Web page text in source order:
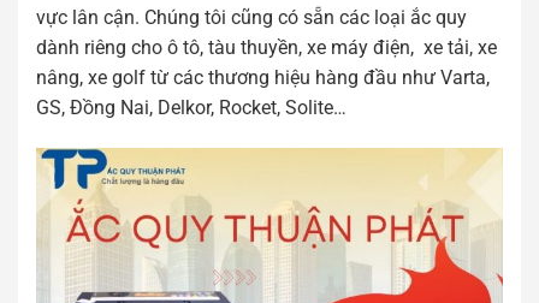
vực lân cận. Chúng tôi cũng có sẵn các loại ắc quy
dành riêng cho ô tô, tàu thuyền, xe máy điện, xe tải, xe
nâng, xe golf từ các thương hiệu hàng đầu như Varta,
GS, Đồng Nai, Delkor, Rocket, Solite…